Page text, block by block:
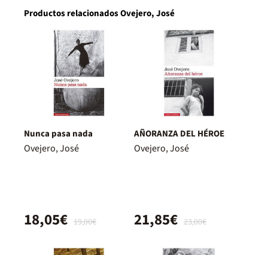
Productos relacionados Ovejero, José
Nunca pasa nada
Ovejero, José
19,00€
18,05€
AÑORANZA DEL HÉROE
Ovejero, José
23,00€
21,85€